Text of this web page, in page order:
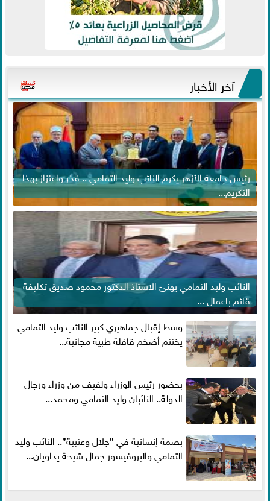
آخر الأخبار
رئيس جامعة الأزهر يكرم النائب وليد التمامي .. فخر واعتزاز بهذا
التكريم...
النائب وليد التمامي يهنئ الاستاذ الدكتور محمود صديق تكليفة
قائم باعمال ...
وسط إقبال جماهيري كبير النائب وليد التمامي
يختتم أضخم قافلة طبية مجانية...
بحضور رئيس الوزراء ولفيف من وزراء ورجال
الدولة.. النائبان وليد التمامي ومحمد...
بصمة إنسانية في ”جلال وعتيبة”.. النائب وليد
التمامي والبروفيسور جمال شيحة يداويان...